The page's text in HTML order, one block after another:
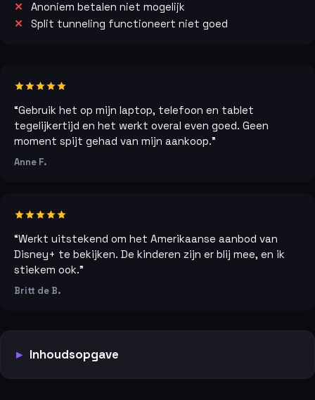
Anoniem betalen niet mogelijk
Split tunneling functioneert niet goed
“Gebruik het op mijn laptop, telefoon en tablet
tegelijkertijd en het werkt overal even goed. Geen
moment spijt gehad van mijn aankoop.”
Anne F.
“Werkt uitstekend om het Amerikaanse aanbod van
Disney+ te bekijken. De kinderen zijn er blij mee, en ik
stiekem ook.”
Britt de B.
Inhoudsopgave